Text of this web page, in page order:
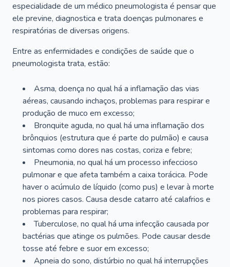
especialidade de um médico pneumologista é pensar que
ele previne, diagnostica e trata doenças pulmonares e
respiratórias de diversas origens.
Entre as enfermidades e condições de saúde que o
pneumologista trata, estão:
Asma, doença no qual há a inflamação das vias
aéreas, causando inchaços, problemas para respirar e
produção de muco em excesso;
Bronquite aguda, no qual há uma inflamação dos
brônquios (estrutura que é parte do pulmão) e causa
sintomas como dores nas costas, coriza e febre;
Pneumonia, no qual há um processo infeccioso
pulmonar e que afeta também a caixa torácica. Pode
haver o acúmulo de líquido (como pus) e levar à morte
nos piores casos. Causa desde catarro até calafrios e
problemas para respirar;
Tuberculose, no qual há uma infecção causada por
bactérias que atinge os pulmões. Pode causar desde
tosse até febre e suor em excesso;
Apneia do sono, distúrbio no qual há interrupções